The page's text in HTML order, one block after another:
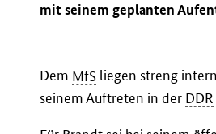
mit seinem geplanten
Dem MfS liegen streng
seinem Auftreten in der DDR